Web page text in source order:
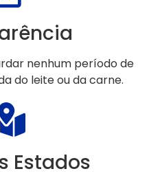
nenhum período de
do leite ou da carne.
Estados